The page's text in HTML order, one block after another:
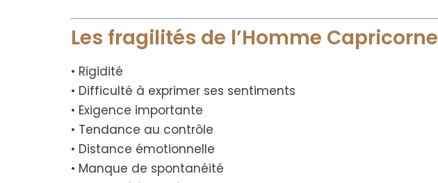
Les fragilités de l’Homme Capricorne
• Rigidité
• Difficulté à exprimer ses sentiments
• Exigence importante
• Tendance au contrôle
• Distance émotionnelle
• Manque de spontanéité